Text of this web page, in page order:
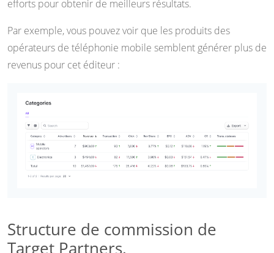
efforts pour obtenir de meilleurs résultats.
Par exemple, vous pouvez voir que les produits des
opérateurs de téléphonie mobile semblent générer plus de
revenus pour cet éditeur :
Structure de commission de
Target Partners.